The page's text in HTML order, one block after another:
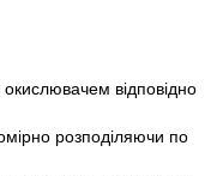
відповідно
розподіляючи по